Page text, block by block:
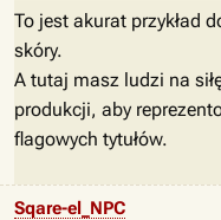
To jest akurat przykład
skóry.
A tutaj masz ludzi na
produkcji, aby
flagowych tytułów.
Sqare-el_NPC